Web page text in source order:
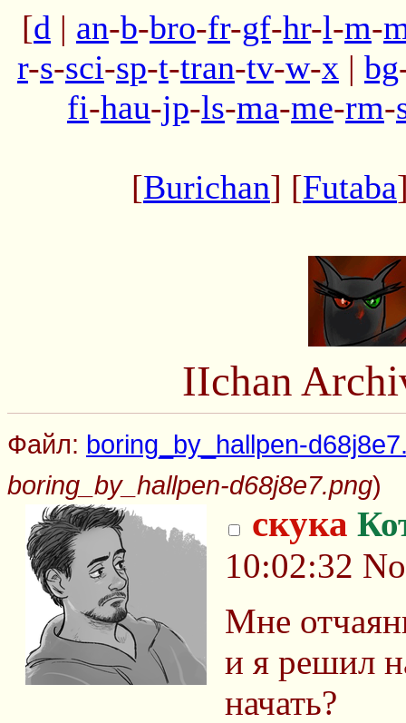
[d | an-b-bro-fr-gf-hr-l-m-
r-s-sci-sp-t-tran-tv-w-x | bg
fi-hau-jp-ls-ma-me-rm-
[Burichan] [Futaba
IIchan
Файл: boring_by_hallpen-
boring_by_hallpen-d68j8e7.png)
скука
10:02:32
Мне
и я решил
начать?